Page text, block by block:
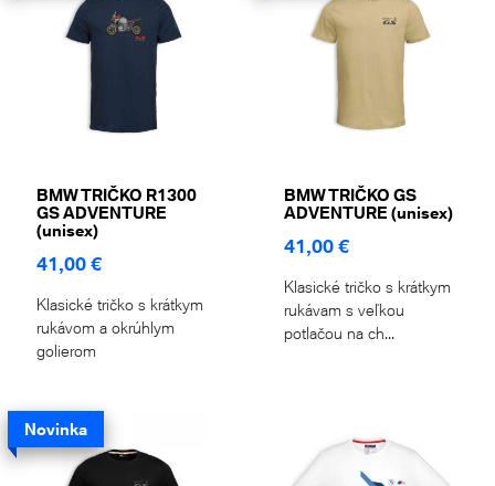
BMW TRIČKO R1300
GS ADVENTURE
(unisex)
41,00 €
Klasické tričko s krátkym
rukávom a okrúhlym
golierom
BMW TRIČKO GS
ADVENTURE (unisex)
41,00 €
Klasické tričko s krátkym
rukávam s veľkou
potlačou na ch...
Novinka